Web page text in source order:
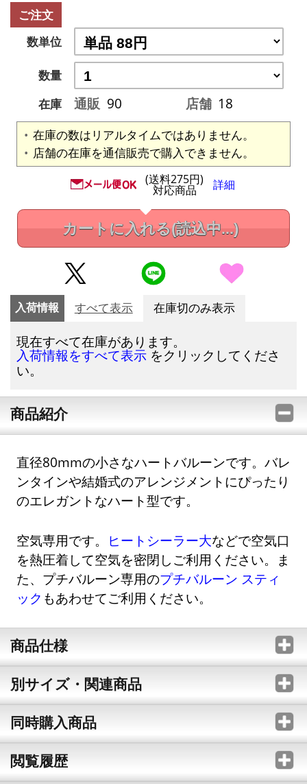
ご注文
数単位
数量
在庫
通販 90 店舗 18
在庫の数はリアルタイムではありません。
店舗の在庫を通信販売で購入できません。
(送料275円)
対応商品 詳細
カートに入れる(読込中...)
入荷情報 すべて表示 在庫切のみ表示
現在すべて在庫があります。
入荷情報をすべて表示 をクリックしてくださ
い。
商品紹介
直径80mmの小さなハートバルーンです。バレ
ンタインや結婚式のアレンジメントにぴったり
のエレガントなハート型です。
空気専用です。 ヒートシーラー大などで空気口
を熱圧着して空気を密閉しご利用ください。ま
た、プチバルーン専用のプチバルーン スティ
ック もあわせてご利用ください。
商品仕様
別サイズ・関連商品
同時購入商品
閲覧履歴